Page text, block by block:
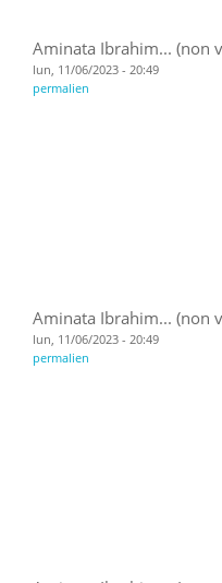
Aminata Ibrahim... (non
lun, 11/06/2023 - 20:49
permalien
Aminata Ibrahim... (non
lun, 11/06/2023 - 20:49
permalien